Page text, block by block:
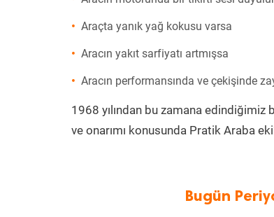
Araçta yanık yağ kokusu varsa
Aracın yakıt sarfiyatı artmışsa
Aracın performansında ve çekişinde
1968 yılından bu zamana edindiğimiz
ve onarımı konusunda Pratik Araba
Bugün